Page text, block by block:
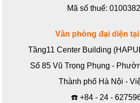
Mã số thuế:
Văn phòng đại diện tại
Tầng11 Center Building
Số 85 Vũ Trọng Phụng -
Thành phố Hà Nội -
☎️ +84 - 24 -